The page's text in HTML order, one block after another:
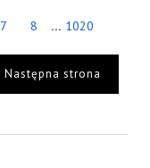
7 8 ... 1020
Następna strona